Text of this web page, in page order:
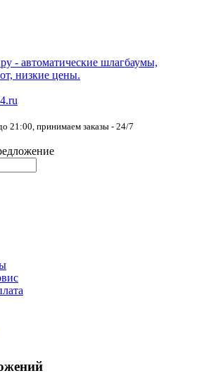
21:00, принимаем заказы - 24/7